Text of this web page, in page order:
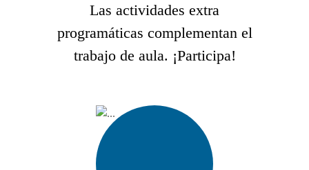
Las actividades extra
programáticas complementan el
trabajo de aula. ¡Participa!